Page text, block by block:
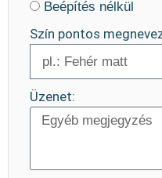
Beépítés nélkül
Szín pontos
Üzenet: